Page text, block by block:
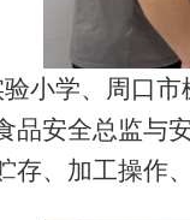
小学、周口
品安全总监与
存、加工操作